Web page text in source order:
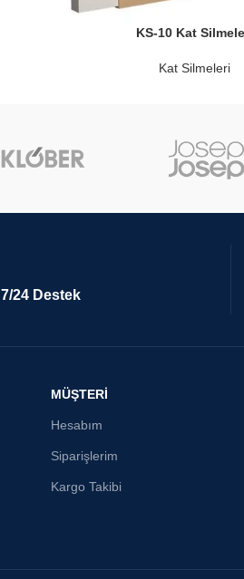
KS-10 Kat
Kat Silmeleri
7/24 Destek
MÜŞTERİ
Hesabım
Siparişlerim
Kargo Takibi